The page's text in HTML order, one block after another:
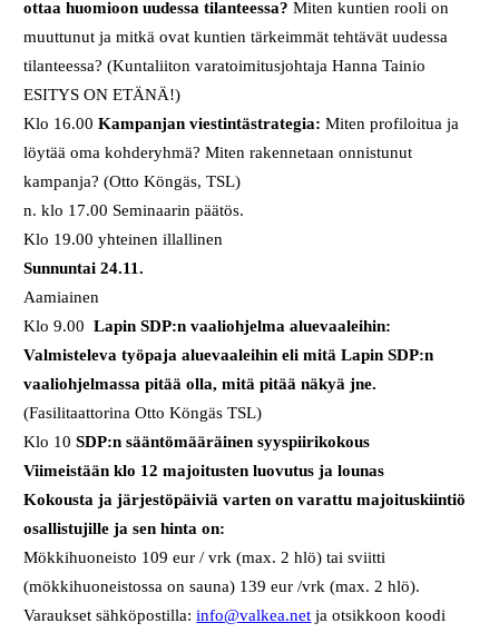
ottaa huomioon uudessa tilanteessa?Miten kuntien rooli on
muuttunut ja mitkä ovat kuntien tärkeimmät tehtävät uudessa
tilanteessa? (Kuntaliiton varatoimitusjohtaja Hanna Tainio
ESITYS ON ETÄNÄ!)
Klo 16.00Kampanjan viestintästrategia:Miten profiloitua ja
löytää oma kohderyhmä? Miten rakennetaan onnistunut
kampanja? (Otto Köngäs, TSL)
n. klo 17.00 Seminaarin päätös.
Klo 19.00 yhteinen illallinen
Sunnuntai 24.11.
Aamiainen
Klo 9.00Lapin SDP:n vaaliohjelma aluevaaleihin:
Valmisteleva työpaja aluevaaleihin eli mitä Lapin SDP:n
vaaliohjelmassa pitää olla, mitä pitää näkyä jne.
(Fasilitaattorina Otto Köngäs TSL)
Klo 10SDP:n sääntömääräinen syyspiirikokous
Viimeistään klo 12 majoitusten luovutus ja lounas
Kokousta ja järjestöpäiviä varten on varattu majoituskiintiö
osallistujille ja sen hinta on:
Mökkihuoneisto 109 eur / vrk (max. 2 hlö) tai sviitti
(mökkihuoneistossa on sauna) 139 eur /vrk (max. 2 hlö).
Varaukset sähköpostilla:info@valkea.net ja otsikkoon koodi